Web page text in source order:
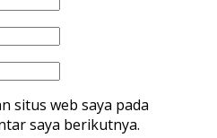
situs web saya pada
saya berikutnya.